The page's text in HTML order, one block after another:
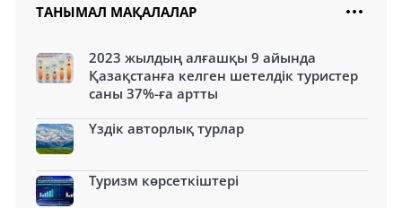
ТАНЫМАЛ МАҚАЛАЛАР
2023 жылдың алғашқы 9 айында
Қазақстанға келген шетелдік туристер
саны 37%-ға артты
Үздік авторлық турлар
Туризм көрсеткіштері